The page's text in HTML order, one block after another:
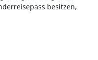
besitzen,